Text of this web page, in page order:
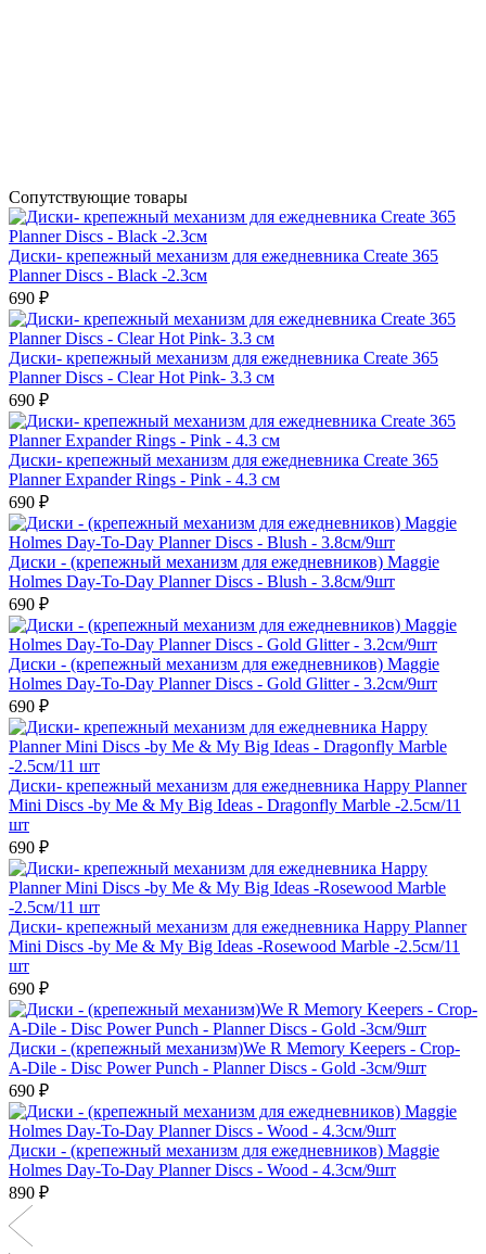
Сопутствующие товары
Диски- крепежный механизм для ежедневника Create 365
Planner Discs - Black -2.3см
690 ₽
Диски- крепежный механизм для ежедневника Create 365
Planner Discs - Clear Hot Pink- 3.3 см
690 ₽
Диски- крепежный механизм для ежедневника Create 365
Planner Expander Rings - Pink - 4.3 см
690 ₽
Диски - (крепежный механизм для ежедневников) Maggie
Holmes Day-To-Day Planner Discs - Blush - 3.8см/9шт
690 ₽
Диски - (крепежный механизм для ежедневников) Maggie
Holmes Day-To-Day Planner Discs - Gold Glitter - 3.2см/9шт
690 ₽
Диски- крепежный механизм для ежедневника Happy Planner
Mini Discs -by Me & My Big Ideas - Dragonfly Marble -2.5см/11
шт
690 ₽
Диски- крепежный механизм для ежедневника Happy Planner
Mini Discs -by Me & My Big Ideas -Rosewood Marble -2.5см/11
шт
690 ₽
Диски - (крепежный механизм)We R Memory Keepers - Crop-
A-Dile - Disc Power Punch - Planner Discs - Gold -3см/9шт
690 ₽
Диски - (крепежный механизм для ежедневников) Maggie
Holmes Day-To-Day Planner Discs - Wood - 4.3см/9шт
890 ₽